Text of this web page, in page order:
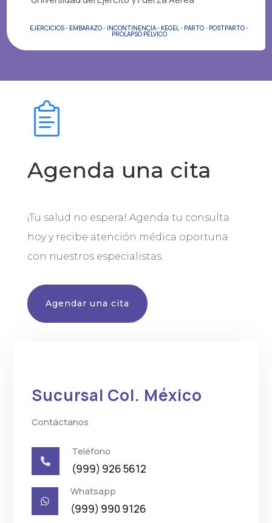
EJERCICIOS- EMBARAZO- INCONTINENCIA- KEGEL- PARTO- POSTPARTO-
PROLAPSO PÉLVICO
Agenda una cita
¡Tu salud no espera! Agenda tu consulta
hoy y recibe atención médica oportuna
con nuestros especialistas.
Agendar una cita
Sucursal Col. México
Contáctanos

Teléfono
(999) 926 5612

Whatsapp
(999) 990 9126